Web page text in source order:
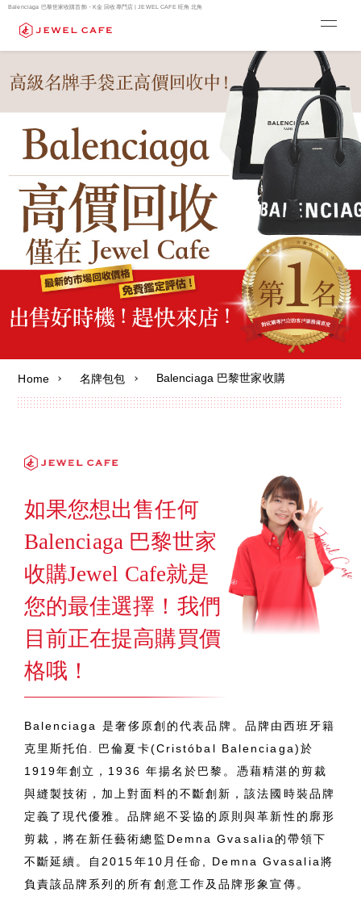
Balenciaga 巴黎世家收購首飾・K金 回收專門店 | JEWEL CAFE 旺角 北角
Home 名牌包包 Balenciaga 巴黎世家收購
如果您想出售任何
Balenciaga 巴黎世家
收購Jewel Cafe就是
您的最佳選擇！我們
目前正在提高購買價
格哦！
Balenciaga 是奢侈原創的代表品牌。品牌由西班牙籍
克里斯托伯. 巴倫夏卡(Cristóbal Balenciaga)於
1919年創立，1936 年揚名於巴黎。憑藉精湛的剪裁
與縫製技術，加上對面料的不斷創新，該法國時裝品牌
定義了現代優雅。品牌絕不妥協的原則與革新性的廓形
剪裁，將在新任藝術總監Demna Gvasalia的帶領下
不斷延續。自2015年10月任命, Demna Gvasalia將
負責該品牌系列的所有創意工作及品牌形象宣傳。